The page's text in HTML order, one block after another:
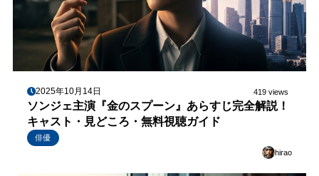
2025年10月14日 419 views
ソンジェ主演『金のスプーン』あらすじ完全解説！
キャスト・見どころ・無料視聴ガイド
俳優
hirao